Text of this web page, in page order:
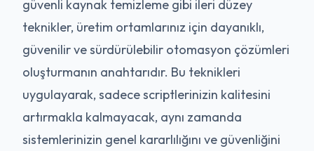
güvenli kaynak temizleme gibi ileri düzey
teknikler, üretim ortamlarınız için dayanıklı,
güvenilir ve sürdürülebilir otomasyon çözümleri
oluşturmanın anahtarıdır. Bu teknikleri
uygulayarak, sadece scriptlerinizin kalitesini
artırmakla kalmayacak, aynı zamanda
sistemlerinizin genel kararlılığını ve güvenliğini